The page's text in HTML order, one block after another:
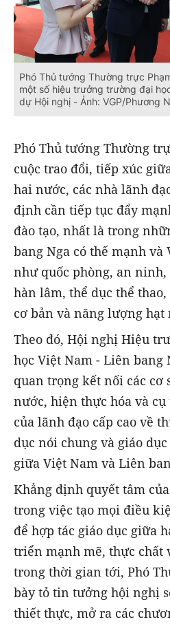
Phó Thủ tướng Thường trực
một số hiệu trưởng trường đại
dự Hội nghị - Ảnh: VGP/Phương
Phó Thủ tướng Thường
cuộc trao đổi, tiếp xúc
hai nước, các nhà lãnh
định cần tiếp tục đẩy
đào tạo, nhất là trong
bang Nga có thế mạnh và
như quốc phòng, an
hàn lâm, thể dục thể
cơ bản và năng lượng hạt
Theo đó, Hội nghị Hiệu
học Việt Nam - Liên bang
quan trọng kết nối các cơ
nước, hiện thực hóa và cụ
của lãnh đạo cấp cao về
dục nói chung và giáo
giữa Việt Nam và Liên
Khẳng định quyết tâm
trong việc tạo mọi điều
để hợp tác giáo dục giữa
triển mạnh mẽ, thực chất
trong thời gian tới, Phó
bày tỏ tin tưởng hội nghị
thiết thực, mở ra các